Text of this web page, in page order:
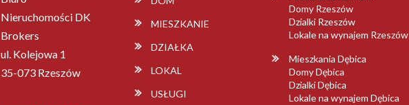
Nieruchomości DK
Brokers
ul. Kolejowa 1
35-073 Rzeszów
MIESZKANIE
DZIAŁKA
LOKAL
USŁUGI
Domy Rzeszów
Dzialki Rzeszów
Lokale na wynajem Rzeszów
Mieszkania Dębica
Domy Dębica
Dzialki Dębica
Lokale na wynajem Dębica